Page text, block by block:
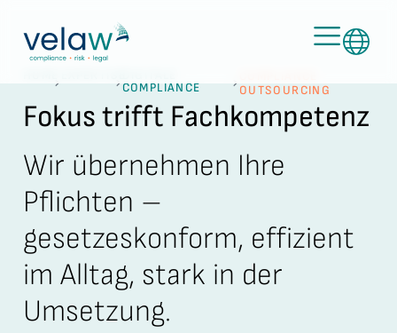
COMPLIANCE
OUTSOURCING
Fokus trifft Fachkompetenz
Wir übernehmen Ihre
Pflichten –
gesetzeskonform, effizient
im Alltag, stark in der
Umsetzung.